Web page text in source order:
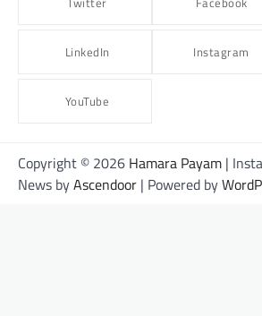
LinkedIn Instagram
YouTube
Copyright © 2026 Hamara Payam |
News byAscendoor | Powered by